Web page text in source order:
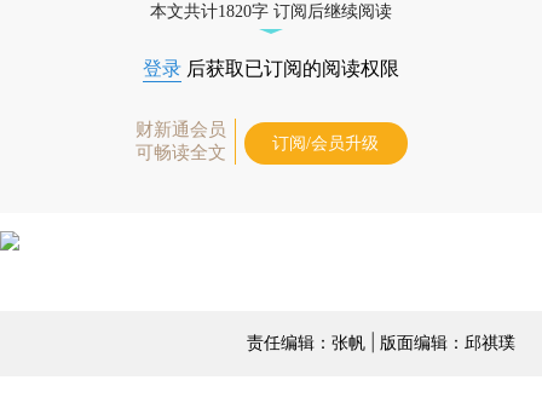
本文共计1820字 订阅后继续阅读
登录 后获取已订阅的阅读权限
财新通会员
可畅读全文
订阅/会员升级
责任编辑：张帆 | 版面编辑：邱祺璞